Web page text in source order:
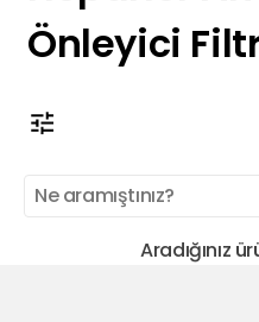
Önleyici
Aradığınız